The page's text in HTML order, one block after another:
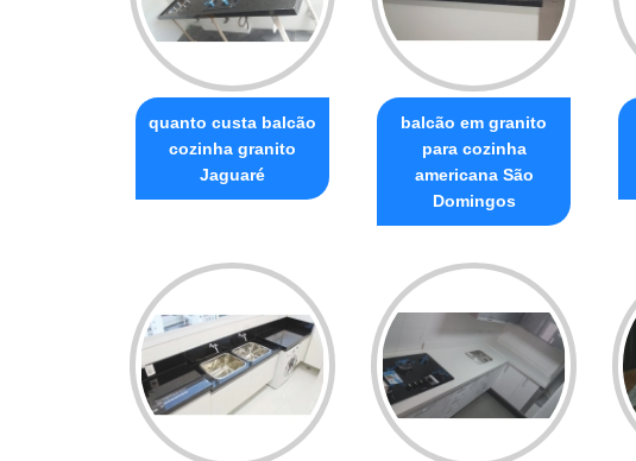
quanto custa balcão
cozinha granito
Jaguaré
balcão em granito
para cozinha
americana São
Domingos